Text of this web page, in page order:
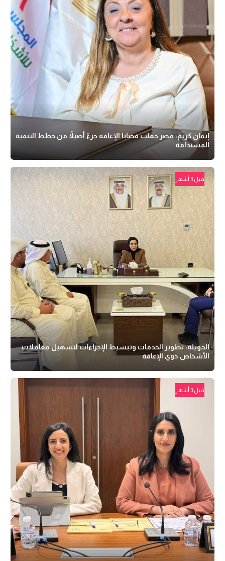
إيمان كريم: مصر جعلت قضايا الإعاقة جزءً أصيلاً من خطط التنمية
المستدامة
قبل 3 أشهر
الحويلة: تطوير الخدمات وتبسيط الإجراءات لتسهيل معاملات
الأشخاص ذوي الإعاقة
قبل 3 أشهر